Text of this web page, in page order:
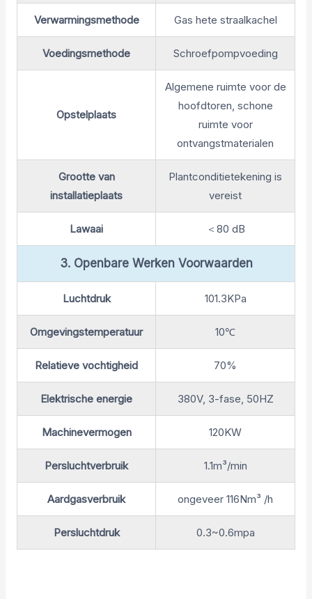
Verwarmingsmethode Gas hete straalkachel
Voedingsmethode Schroefpompvoeding
Opstelplaats
Algemene ruimte voor de
hoofdtoren, schone
ruimte voor
ontvangstmaterialen
Grootte van
installatieplaats
Plantconditietekening is
vereist
Lawaai ＜80 dB
3. Openbare Werken Voorwaarden
Luchtdruk 101.3KPa
Omgevingstemperatuur 10℃
Relatieve vochtigheid 70%
Elektrische energie 380V, 3-fase, 50HZ
Machinevermogen 120KW
Persluchtverbruik 1.1m³/min
Aardgasverbruik ongeveer 116Nm³ /h
Persluchtdruk 0.3~0.6mpa